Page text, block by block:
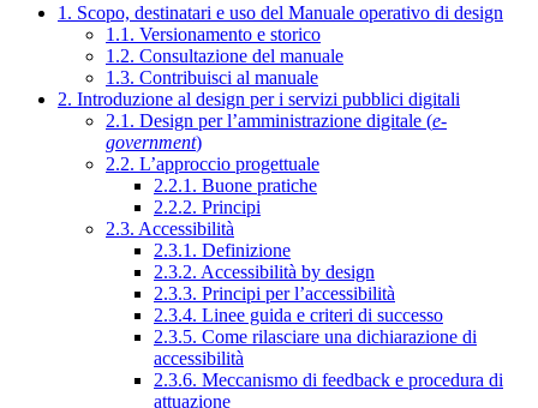
1. Scopo, destinatari e uso del Manuale operativo di design
1.1. Versionamento e storico
1.2. Consultazione del manuale
1.3. Contribuisci al manuale
2. Introduzione al design per i servizi pubblici digitali
2.1. Design per l’amministrazione digitale (e-
government)
2.2. L’approccio progettuale
2.2.1. Buone pratiche
2.2.2. Principi
2.3. Accessibilità
2.3.1. Definizione
2.3.2. Accessibilità by design
2.3.3. Principi per l’accessibilità
2.3.4. Linee guida e criteri di successo
2.3.5. Come rilasciare una dichiarazione di
accessibilità
2.3.6. Meccanismo di feedback e procedura di
attuazione